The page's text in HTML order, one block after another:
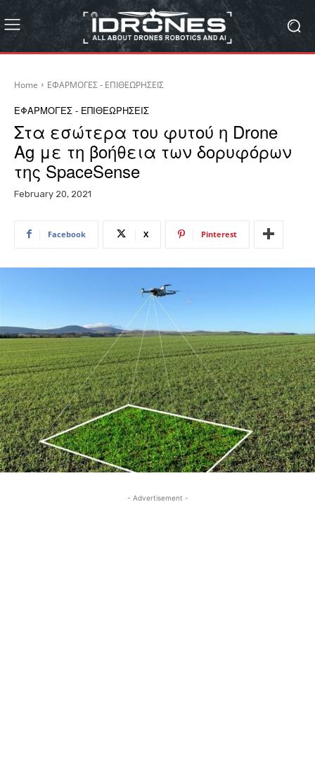
Home ΕΦΑΡΜΟΓΕΣ - ΕΠΙΘΕΩΡΗΣΕΙΣ
ΕΦΑΡΜΟΓΕΣ - ΕΠΙΘΕΩΡΗΣΕΙΣ
Στα εσώτερα του φυτού η Drone
Ag με τη βοήθεια των δορυφόρων
της SpaceSense
February 20, 2021
Facebook X Pinterest
- Advertisement -